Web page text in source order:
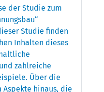
der Studie zum
Studie finden
Inhalten dieses
zahlreiche
Über die
Aspekte hinaus, die